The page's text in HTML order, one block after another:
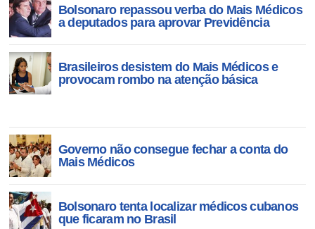
Bolsonaro repassou verba do Mais Médicos
a deputados para aprovar Previdência
Brasileiros desistem do Mais Médicos e
provocam rombo na atenção básica
Governo não consegue fechar a conta do
Mais Médicos
Bolsonaro tenta localizar médicos cubanos
que ficaram no Brasil